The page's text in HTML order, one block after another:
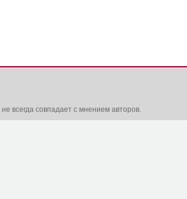
всегда совпадает с мнением авторов.